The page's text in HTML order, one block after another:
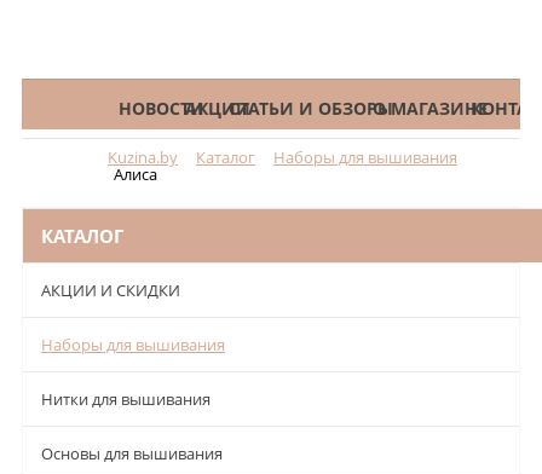
КАТАЛОГНОВОСТИАКЦИИСТАТЬИ И ОБЗОРЫО МАГАЗИНЕ
Kuzina.by Каталог Наборы для вышивания
Алиса
КАТАЛОГ
АКЦИИ И СКИДКИ
Наборы для вышивания
Нитки для вышивания
Основы для вышивания